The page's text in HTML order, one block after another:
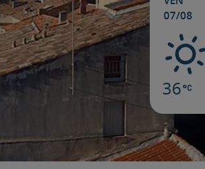
07/08
36